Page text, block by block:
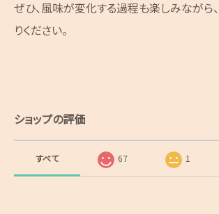
ぜひ、風味が変化する過程も楽しみながら
りください。
ショップの評価
すべて 67 1